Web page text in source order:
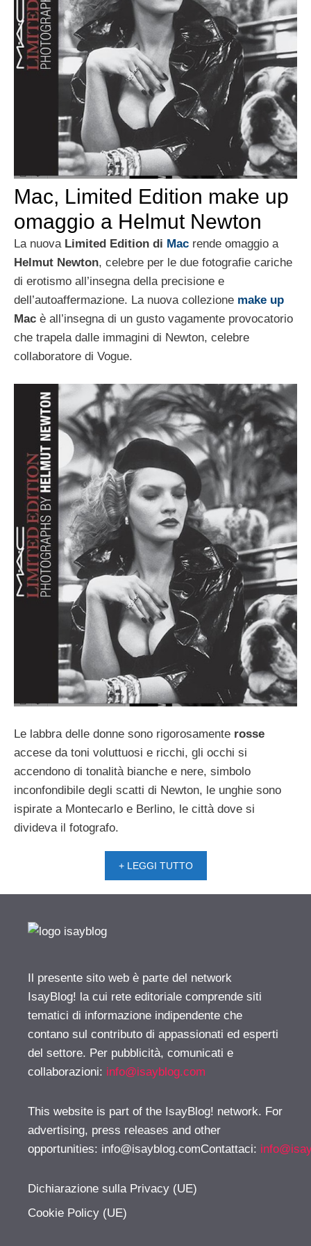
Mac, Limited Edition make up
omaggio a Helmut Newton
La nuova Limited Edition di Mac rende omaggio a
Helmut Newton, celebre per le due fotografie cariche
di erotismo all’insegna della precisione e
dell’autoaffermazione. La nuova collezione make up
Mac è all’insegna di un gusto vagamente provocatorio
che trapela dalle immagini di Newton, celebre
collaboratore di Vogue.
Le labbra delle donne sono rigorosamente rosse
accese da toni voluttuosi e ricchi, gli occhi si
accendono di tonalità bianche e nere, simbolo
inconfondibile degli scatti di Newton, le unghie sono
ispirate a Montecarlo e Berlino, le città dove si
divideva il fotografo.
+ LEGGI TUTTO
Il presente sito web è parte del network
IsayBlog! la cui rete editoriale comprende siti
tematici di informazione indipendente che
contano sul contributo di appassionati ed esperti
del settore. Per pubblicità, comunicati e
collaborazioni: info@isayblog.com
This website is part of the IsayBlog! network. For
advertising, press releases and other
opportunities: info@isayblog.comContattaci:
Dichiarazione sulla Privacy (UE)
Cookie Policy (UE)